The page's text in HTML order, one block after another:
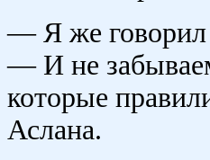
— Я же говорил
— И не
которые
Аслана.